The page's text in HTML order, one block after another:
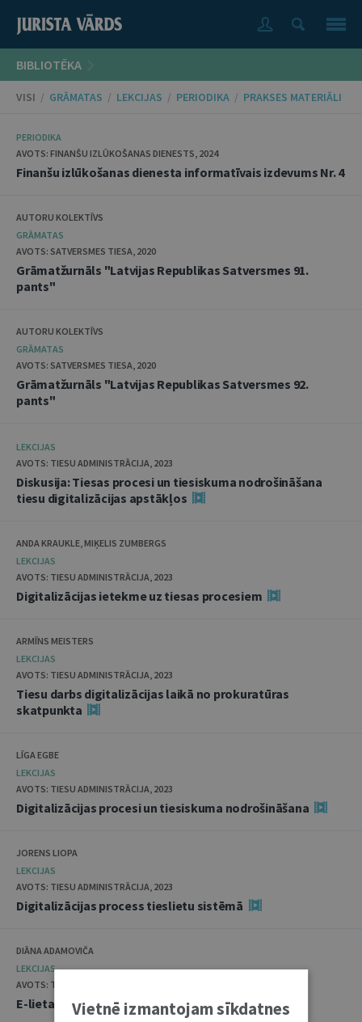
BIBLIOTĒKA
VISI / GRĀMATAS / LEKCIJAS / PERIODIKA / PRAKSES MATERIĀLI
PERIODIKA
AVOTS: FINANŠU IZLŪKOŠANAS DIENESTS, 2024
Finanšu izlūkošanas dienesta informatīvais izdevums Nr. 4
AUTORU KOLEKTĪVS
GRĀMATAS
AVOTS: SATVERSMES TIESA, 2020
Grāmatžurnāls "Latvijas Republikas Satversmes 91.
pants"
AUTORU KOLEKTĪVS
GRĀMATAS
AVOTS: SATVERSMES TIESA, 2020
Grāmatžurnāls "Latvijas Republikas Satversmes 92.
pants"
LEKCIJAS
AVOTS: TIESU ADMINISTRĀCIJA, 2023
Diskusija: Tiesas procesi un tiesiskuma nodrošināšana
tiesu digitalizācijas apstākļos
ANDA KRAUKLE, MIĶELIS ZUMBERGS
LEKCIJAS
AVOTS: TIESU ADMINISTRĀCIJA, 2023
Digitalizācijas ietekme uz tiesas procesiem
ARMĪNS MEISTERS
LEKCIJAS
AVOTS: TIESU ADMINISTRĀCIJA, 2023
Tiesu darbs digitalizācijas laikā no prokuratūras
skatpunkta
LĪGA EGBE
LEKCIJAS
AVOTS: TIESU ADMINISTRĀCIJA, 2023
Digitalizācijas procesi un tiesiskuma nodrošināšana
JORENS LIOPA
LEKCIJAS
AVOTS: TIESU ADMINISTRĀCIJA, 2023
Digitalizācijas process tieslietu sistēmā
DIĀNA ADAMOVIČA
LEKCIJAS
AVOTS: TIESU ADMINISTRĀCIJA, 2023
E-lietas ieviešana Latvijā
Vietnē izmantojam sīkdatnes